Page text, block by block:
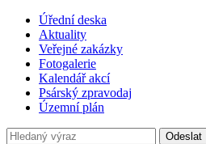
Úřední deska
Aktuality
Veřejné zakázky
Fotogalerie
Kalendář akcí
Psárský zpravodaj
Územní plán
Odeslat